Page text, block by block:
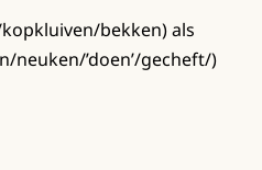
bekken) als
neuken/’doen’/gecheft/)